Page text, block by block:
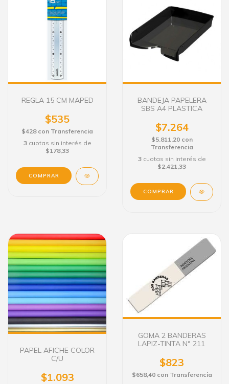
REGLA 15 CM MAPED
$535
$428 con Transferencia
3 cuotas sin interés de
$178,33
BANDEJA PAPELERA
SBS A4 PLASTICA
$7.264
$5.811,20 con
Transferencia
3 cuotas sin interés de
$2.421,33
PAPEL AFICHE COLOR
C/U
$1.093
GOMA 2 BANDERAS
LAPIZ-TINTA N° 211
$823
$658,40 con Transferencia